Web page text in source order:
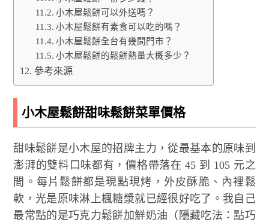
小木屋鬆餅可以外送嗎？
小木屋鬆餅有素食可以吃的嗎？
小木屋鬆餅全台有幾間門市？
小木屋鬆餅的鬆餅熱量大概多少？
參考來源
小木屋鬆餅甜味鬆餅菜單價格
甜味鬆餅是小木屋的招牌主力，從最基本的原味到
澎湃的雙料口味都有，價格帶落在 45 到 105 元之
間。每片鬆餅都是現點現烤，外皮酥脆、內裡鬆
軟，光是原味淋上楓糖漿就已經很好吃了。我自己
最常點的是巧克力鬆餅加鮮奶油（隱藏吃法：點巧